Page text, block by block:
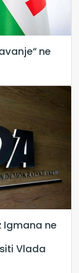
ne
Igmana ne
Vlada